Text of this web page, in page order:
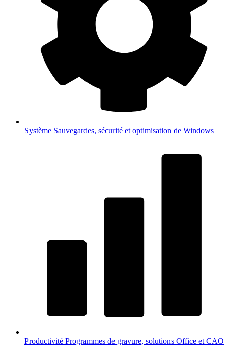
Système Sauvegardes, sécurité et optimisation de Windows
Productivité Programmes de gravure, solutions Office et CAO